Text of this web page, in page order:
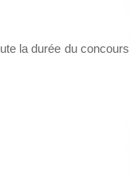
la durée du concours